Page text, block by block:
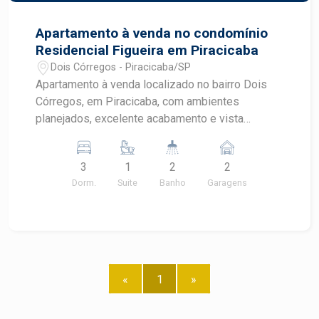
Apartamento à venda no condomínio
Residencial Figueira em Piracicaba
Dois Córregos - Piracicaba/SP
Apartamento à venda localizado no bairro Dois
Córregos, em Piracicaba, com ambientes
planejados, excelente acabamento e vista
conforto, funcionalidade e praticidade, sendo uma
ótima oportunidade para quem busca qualidade
de vida em uma região valorizada do bairro Dois
andar alto - Cozinha americana planejada -
Banheiro social - Área de serviço - 2 vagas de
3
Dorm.
1
Suite
2
Banho
2
Garagens
« 1 »